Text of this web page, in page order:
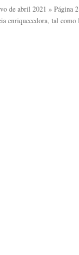
abril 2021 » Página 2
enriquecedora, tal